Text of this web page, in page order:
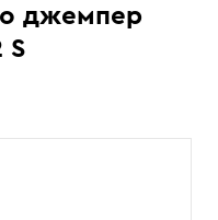
джемпер
S